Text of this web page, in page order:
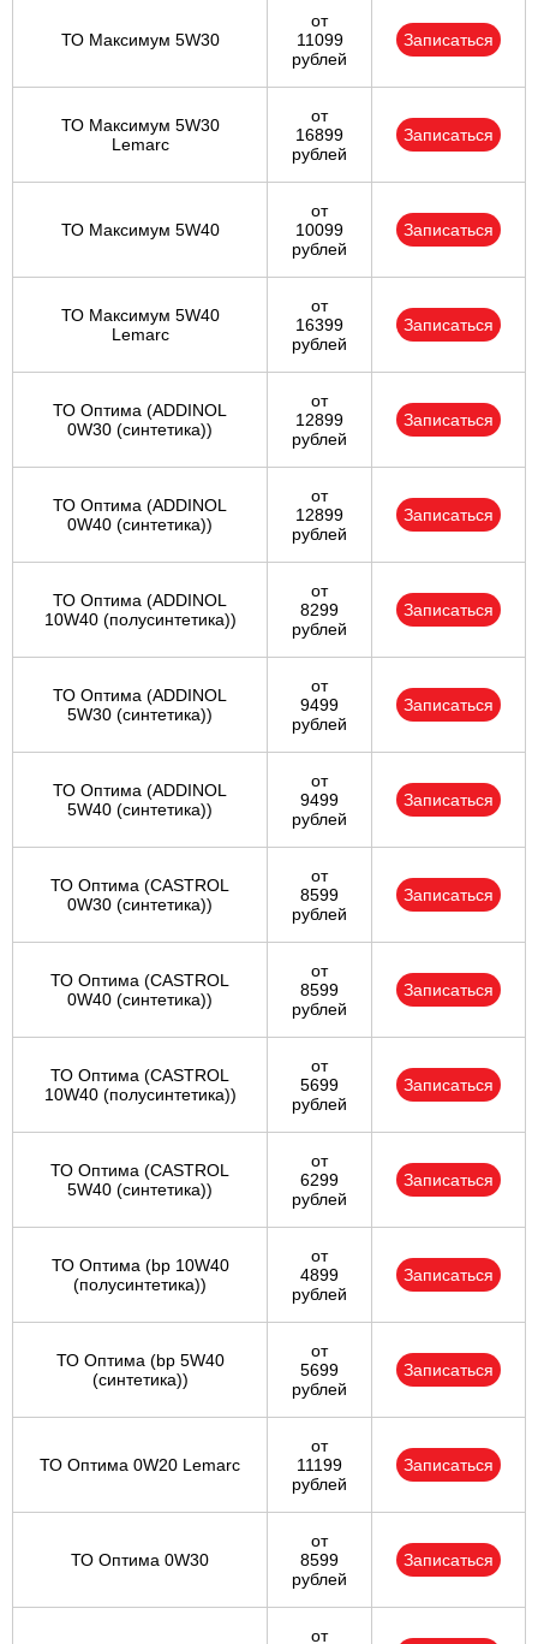
ТО Максимум 5W30
от
11099
рублей
Записаться
ТО Максимум 5W30
Lemarc
от
16899
рублей
Записаться
ТО Максимум 5W40
от
10099
рублей
Записаться
ТО Максимум 5W40
Lemarc
от
16399
рублей
Записаться
ТО Оптима (ADDINOL
0W30 (синтетика))
от
12899
рублей
Записаться
ТО Оптима (ADDINOL
0W40 (синтетика))
от
12899
рублей
Записаться
ТО Оптима (ADDINOL
10W40 (полусинтетика))
от
8299
рублей
Записаться
ТО Оптима (ADDINOL
5W30 (синтетика))
от
9499
рублей
Записаться
ТО Оптима (ADDINOL
5W40 (синтетика))
от
9499
рублей
Записаться
ТО Оптима (CASTROL
0W30 (синтетика))
от
8599
рублей
Записаться
ТО Оптима (CASTROL
0W40 (синтетика))
от
8599
рублей
Записаться
ТО Оптима (CASTROL
10W40 (полусинтетика))
от
5699
рублей
Записаться
ТО Оптима (CASTROL
5W40 (синтетика))
от
6299
рублей
Записаться
ТО Оптима (bp 10W40
(полусинтетика))
от
4899
рублей
Записаться
ТО Оптима (bp 5W40
(синтетика))
от
5699
рублей
Записаться
ТО Оптима 0W20 Lemarc
от
11199
рублей
Записаться
ТО Оптима 0W30
от
8599
рублей
Записаться
от